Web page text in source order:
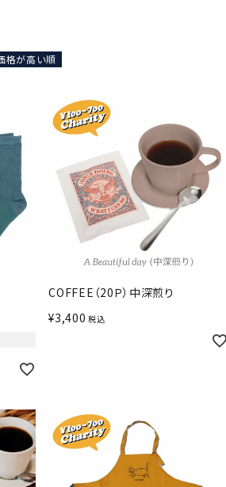
格が高い順
COFFEE（20Ｐ）中深煎り
¥3,400 税込